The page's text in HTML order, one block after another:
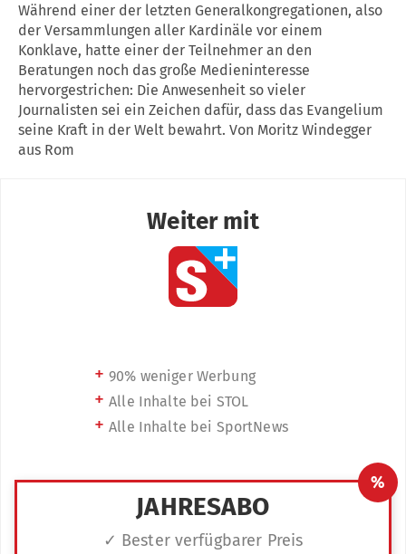
Während einer der letzten Generalkongregationen, also
der Versammlungen aller Kardinäle vor einem
Konklave, hatte einer der Teilnehmer an den
Beratungen noch das große Medieninteresse
hervorgestrichen: Die Anwesenheit so vieler
Journalisten sei ein Zeichen dafür, dass das Evangelium
seine Kraft in der Welt bewahrt. Von Moritz Windegger
aus Rom